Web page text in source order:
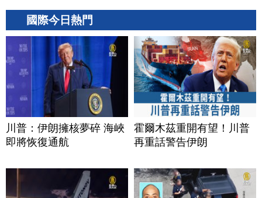
國際今日熱門
川普：伊朗擁核夢碎 海峽
即將恢復通航
霍爾木茲重開有望！川普
再重話警告伊朗